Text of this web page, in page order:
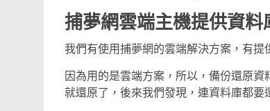
捕夢網雲端主機提供資料
我們有使用捕夢網的雲端解決方案，有
因為用的是雲端方案，所以，備份還原
就還原了，後來我們發現，連資料庫都要